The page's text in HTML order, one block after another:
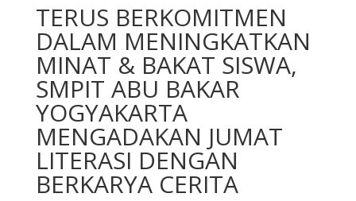
TERUS BERKOMITMEN
DALAM MENINGKATKAN
MINAT & BAKAT SISWA,
SMPIT ABU BAKAR
YOGYAKARTA
MENGADAKAN JUMAT
LITERASI DENGAN
BERKARYA CERITA